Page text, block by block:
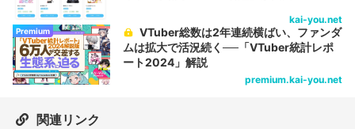
kai-you.net
Premium
VTuber総数は2年連続横ばい、ファンダ
ムは拡大で活況続く──「VTuber統計レポ
ート2024」解説
premium.kai-you.net
関連リンク